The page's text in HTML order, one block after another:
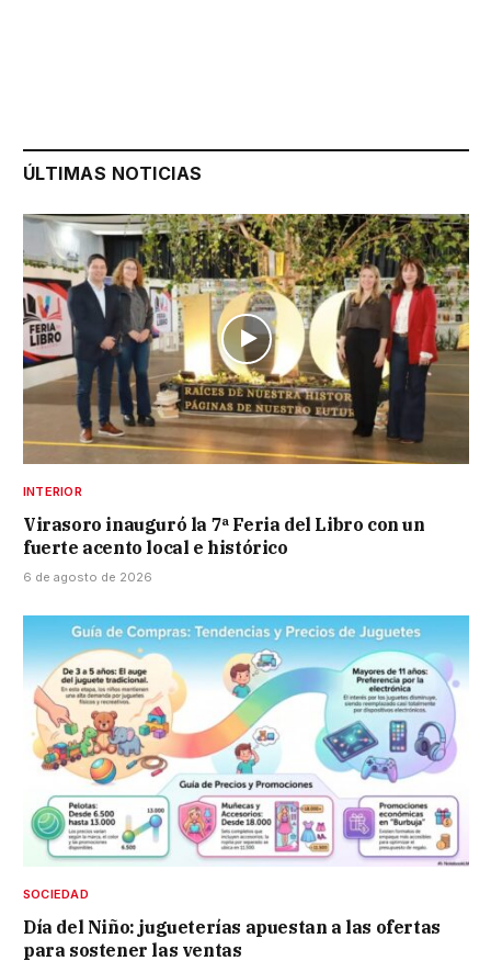
ÚLTIMAS NOTICIAS
INTERIOR
Virasoro inauguró la 7ª Feria del Libro con un
fuerte acento local e histórico
6 de agosto de 2026
SOCIEDAD
Día del Niño: jugueterías apuestan a las ofertas
para sostener las ventas